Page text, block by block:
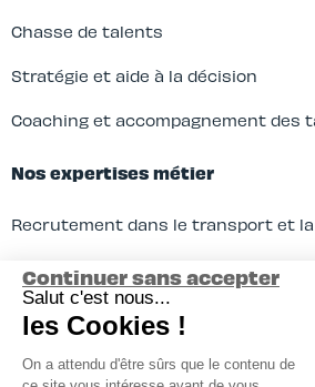
Chasse de talents
Stratégie et aide à la décision
Coaching et accompagnement des
Nos expertises métier
Recrutement dans le transport et
Recrutement en IT et digitalisation
Recrutement dans le commerce et
Recrutement dans la Finance
Continuer sans accepter
Salut c'est nous...
les Cookies !
On a attendu d'être sûrs que le contenu de